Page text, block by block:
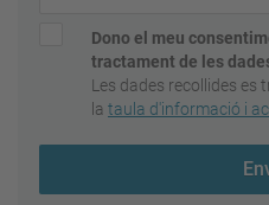
Dono el meu
tractament de les
Les dades recollides es
la taula d'informació i